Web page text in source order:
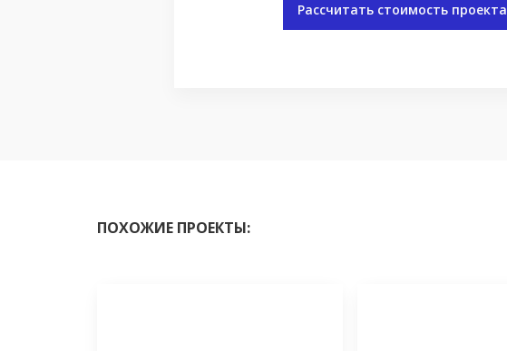
Рассчитать стоимость проекта
ПОХОЖИЕ ПРОЕКТЫ: